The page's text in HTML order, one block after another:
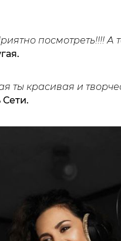
посмотреть!!!! А
ты красивая и
Сети.